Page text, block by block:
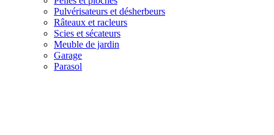
Pulvérisateurs et désherbeurs
Râteaux et racleurs
Scies et sécateurs
Meuble de jardin
Garage
Parasol